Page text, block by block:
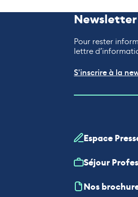
Newsletter
Pour rester
lettre
S'inscrire à la
Espace
Séjour
Nos